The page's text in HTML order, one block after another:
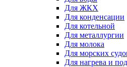
Для ЖКХ
Для конденсации
Для котельной
Для металлургии
Для молока
Для морских
Для нагрева и